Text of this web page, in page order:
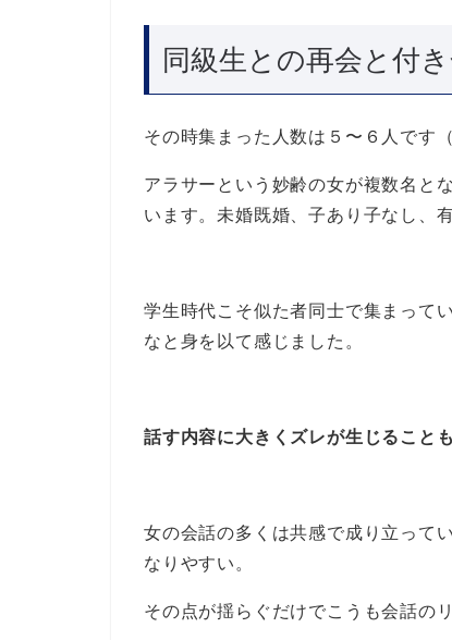
同級生との再会と付
その時集まった人数は５〜６人です
アラサーという妙齢の女が複数名と
います。未婚既婚、子あり子なし、
学生時代こそ似た者同士で集まって
なと身を以て感じました。
話す内容に大きくズレが生じることも
女の会話の多くは共感で成り立って
なりやすい。
その点が揺らぐだけでこうも会話の